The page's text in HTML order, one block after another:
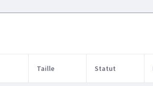
Taille Statut